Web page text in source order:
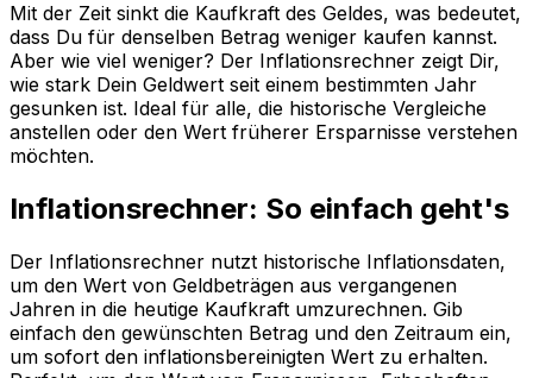
Mit der Zeit sinkt die Kaufkraft des Geldes, was bedeutet,
dass Du für denselben Betrag weniger kaufen kannst.
Aber wie viel weniger? Der Inflationsrechner zeigt Dir,
wie stark Dein Geldwert seit einem bestimmten Jahr
gesunken ist. Ideal für alle, die historische Vergleiche
anstellen oder den Wert früherer Ersparnisse verstehen
möchten.
Inflationsrechner: So einfach geht's
Der Inflationsrechner nutzt historische Inflationsdaten,
um den Wert von Geldbeträgen aus vergangenen
Jahren in die heutige Kaufkraft umzurechnen. Gib
einfach den gewünschten Betrag und den Zeitraum ein,
um sofort den inflationsbereinigten Wert zu erhalten.